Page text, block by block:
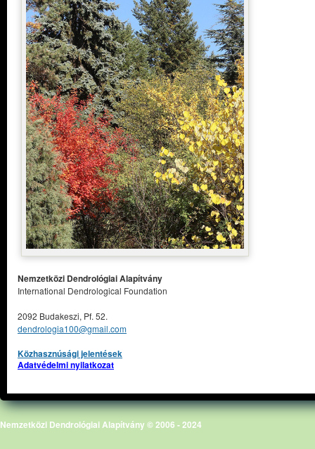
Nemzetközi Dendrológiai Alapítvány
International Dendrological Foundation
2092 Budakeszi, Pf. 52.
dendrologia100@gmail.com
Közhasznúsági jelentések
Adatvédelmi nyilatkozat
Nemzetközi Dendrológiai Alapítvány © 2006 - 2024